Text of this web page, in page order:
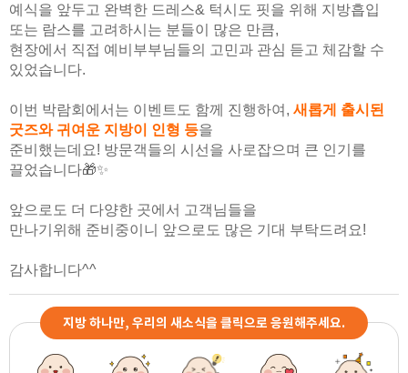
예식을 앞두고 완벽한 드레스& 턱시도 핏을 위해 지방흡입
또는 람스를 고려하시는 분들이 많은 만큼,
현장에서 직접 예비부부님들의 고민과 관심 듣고 체감할 수
있었습니다.
이번 박람회에서는 이벤트도 함께 진행하여, 새롭게 출시된
굿즈와 귀여운 지방이 인형 등을
준비했는데요! 방문객들의 시선을 사로잡으며 큰 인기를
끌었습니다🎁✨
앞으로도 더 다양한 곳에서 고객님들을
만나기위해 준비중이니 앞으로도 많은 기대 부탁드려요!
감사합니다^^
지방 하나만, 우리의 새소식을 클릭으로 응원해주세요.